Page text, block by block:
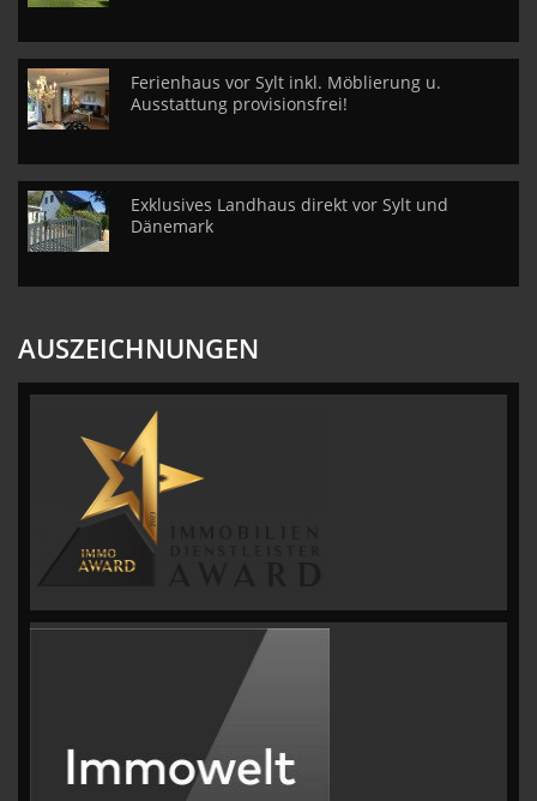
Ferienhaus vor Sylt inkl. Möblierung u.
Ausstattung provisionsfrei!
Exklusives Landhaus direkt vor Sylt und
Dänemark
AUSZEICHNUNGEN